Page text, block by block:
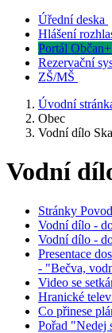
Úřední deska
Hlášení
Portál Občan+
Rezervační
ZŠ/MŠ
Úvodní
Obec
Vodní dílo
Vodní
Stránky
Vodní dílo -
Vodní dílo -
Presentace
- "Bečva,
Video se
Hranické
Co přinese
Pořad "Nedej